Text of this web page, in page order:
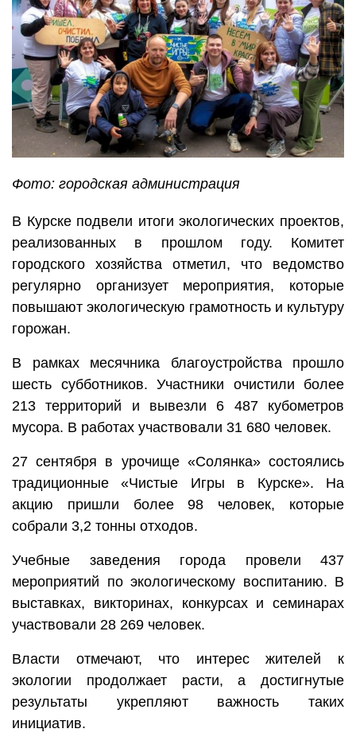
Фото: городская администрация
В Курске подвели итоги экологических проектов,
реализованных в прошлом году. Комитет
городского хозяйства отметил, что ведомство
регулярно организует мероприятия, которые
повышают экологическую грамотность и культуру
горожан.
В рамках месячника благоустройства прошло
шесть субботников. Участники очистили более
213 территорий и вывезли 6 487 кубометров
мусора. В работах участвовали 31 680 человек.
27 сентября в урочище «Солянка» состоялись
традиционные «Чистые Игры в Курске». На
акцию пришли более 98 человек, которые
собрали 3,2 тонны отходов.
Учебные заведения города провели 437
мероприятий по экологическому воспитанию. В
выставках, викторинах, конкурсах и семинарах
участвовали 28 269 человек.
Власти отмечают, что интерес жителей к
экологии продолжает расти, а достигнутые
результаты укрепляют важность таких
инициатив.